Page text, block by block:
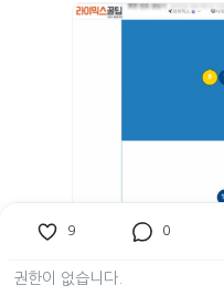
9 0
권한이 없습니다.
12